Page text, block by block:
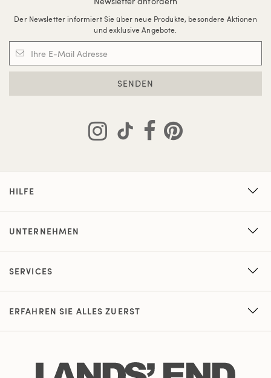
Der Newsletter informiert Sie über neue Produkte, besondere Aktionen
und exklusive Angebote.
SENDEN
HILFE
UNTERNEHMEN
SERVICES
ERFAHREN SIE ALLES ZUERST